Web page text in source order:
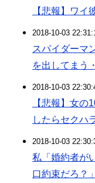
【悲報】ワイ
2018-10-03
スパイダーマ
を出してまう
2018-10-03
【悲報】女
したらセクハ
2018-10-03
私「婚約者が
口約束だろ？